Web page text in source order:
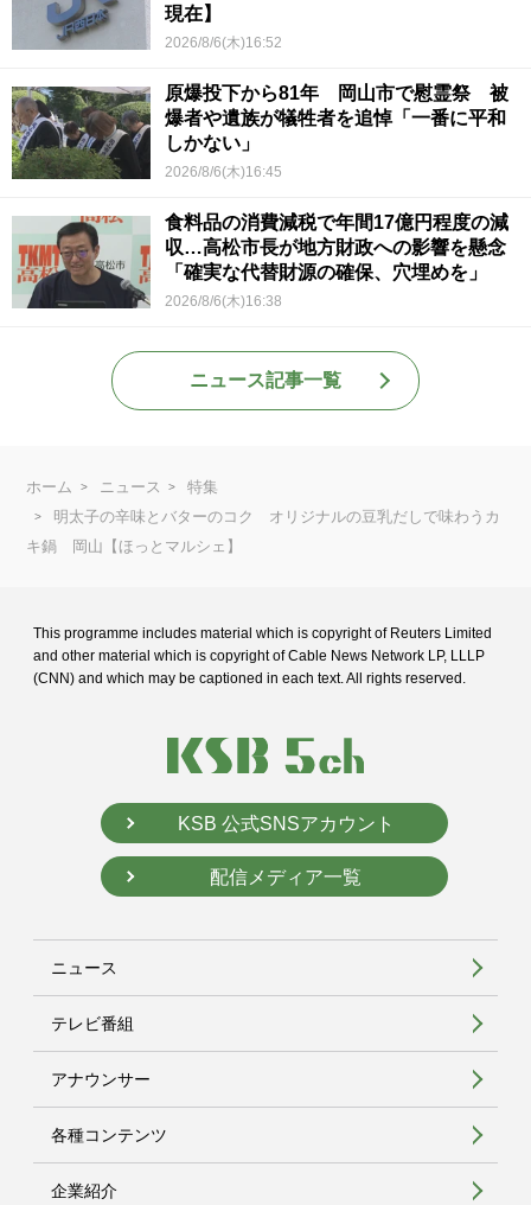
現在】
2026/8/6(木)16:52
原爆投下から81年 岡山市で慰霊祭 被
爆者や遺族が犠牲者を追悼「一番に平和
しかない」
2026/8/6(木)16:45
食料品の消費減税で年間17億円程度の減
収…高松市長が地方財政への影響を懸念
「確実な代替財源の確保、穴埋めを」
2026/8/6(木)16:38
ニュース記事一覧
ホーム ニュース
特集
明太子の辛味とバターのコク オリジナルの豆乳だしで味わうカ
キ鍋 岡山【ほっとマルシェ】
This programme includes material which is copyright of Reuters Limited
and other material which is copyright of Cable News Network LP, LLLP
(CNN) and which may be captioned in each text. All rights reserved.
KSB 公式SNSアカウント
配信メディア一覧
ニュース
テレビ番組
アナウンサー
各種コンテンツ
企業紹介